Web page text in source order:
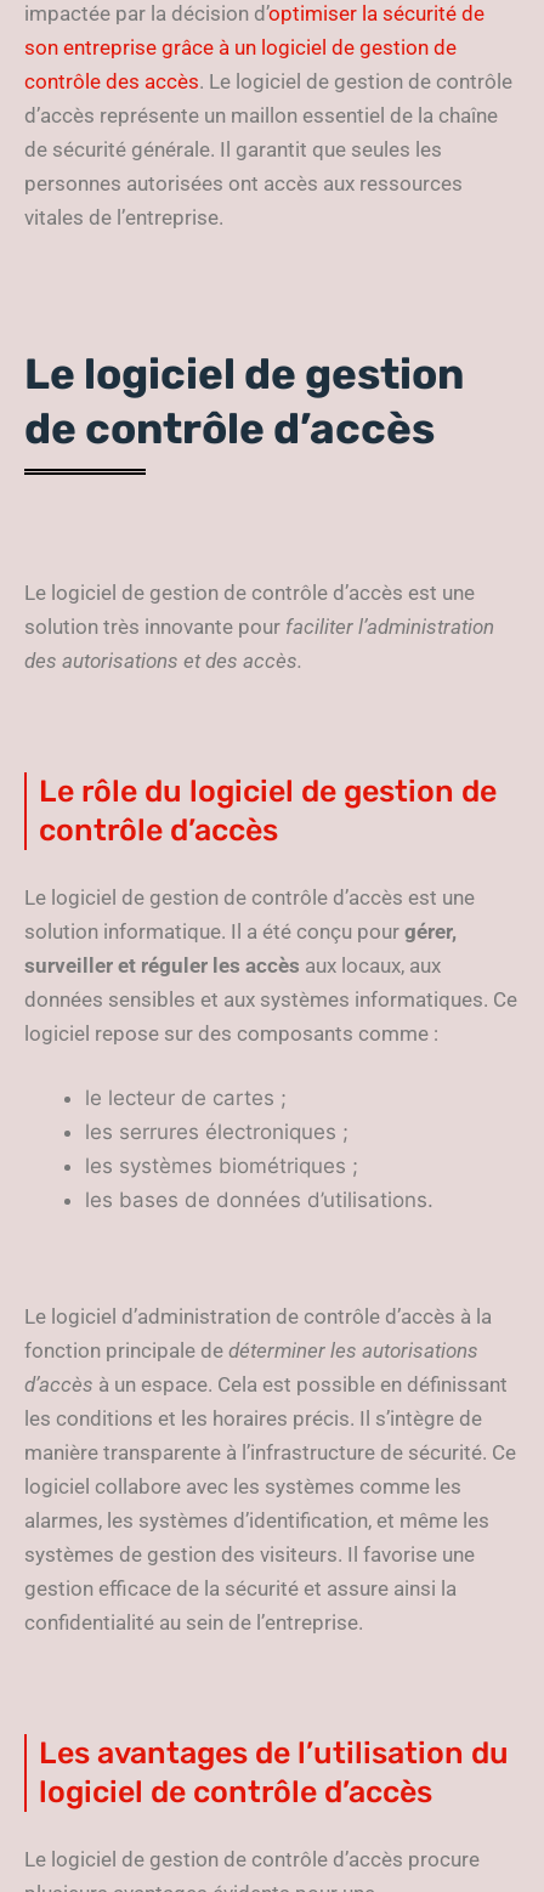
impactée par la décision d’optimiser la sécurité de
son entreprise grâce à un logiciel de gestion de
contrôle des accès. Le logiciel de gestion de contrôle
d’accès représente un maillon essentiel de la chaîne
de sécurité générale. Il garantit que seules les
personnes autorisées ont accès aux ressources
vitales de l’entreprise.
Le logiciel de gestion
de contrôle d’accès
Le logiciel de gestion de contrôle d’accès est une
solution très innovante pour faciliter l’administration
des autorisations et des accès.
Le rôle du logiciel de gestion de
contrôle d’accès
Le logiciel de gestion de contrôle d’accès est une
solution informatique. Il a été conçu pour gérer,
surveiller et réguler les accès aux locaux, aux
données sensibles et aux systèmes informatiques. Ce
logiciel repose sur des composants comme :
le lecteur de cartes ;
les serrures électroniques ;
les systèmes biométriques ;
les bases de données d’utilisations.
Le logiciel d’administration de contrôle d’accès à la
fonction principale de déterminer les autorisations
d’accès à un espace. Cela est possible en définissant
les conditions et les horaires précis. Il s’intègre de
manière transparente à l’infrastructure de sécurité. Ce
logiciel collabore avec les systèmes comme les
alarmes, les systèmes d’identification, et même les
systèmes de gestion des visiteurs. Il favorise une
gestion efficace de la sécurité et assure ainsi la
confidentialité au sein de l’entreprise.
Les avantages de l’utilisation du
logiciel de contrôle d’accès
Le logiciel de gestion de contrôle d’accès procure